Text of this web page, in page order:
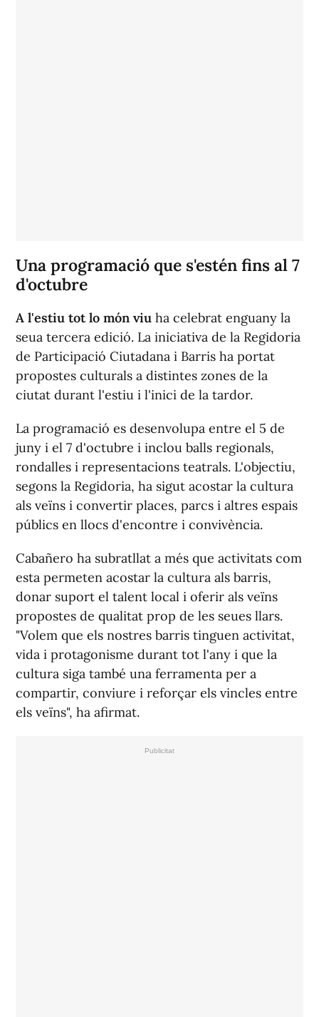
Una programació que s'estén fins al 7
d'octubre
A l'estiu tot lo món viu ha celebrat enguany la
seua tercera edició. La iniciativa de la Regidoria
de Participació Ciutadana i Barris ha portat
propostes culturals a distintes zones de la
ciutat durant l'estiu i l'inici de la tardor.
La programació es desenvolupa entre el 5 de
juny i el 7 d'octubre i inclou balls regionals,
rondalles i representacions teatrals. L'objectiu,
segons la Regidoria, ha sigut acostar la cultura
als veïns i convertir places, parcs i altres espais
públics en llocs d'encontre i convivència.
Cabañero ha subratllat a més que activitats com
esta permeten acostar la cultura als barris,
donar suport el talent local i oferir als veïns
propostes de qualitat prop de les seues llars.
"Volem que els nostres barris tinguen activitat,
vida i protagonisme durant tot l'any i que la
cultura siga també una ferramenta per a
compartir, conviure i reforçar els vincles entre
els veïns", ha afirmat.